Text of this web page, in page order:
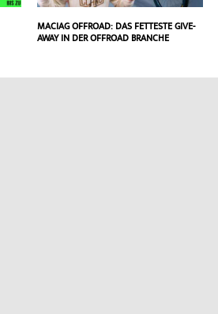
MACIAG OFFROAD: DAS FETTESTE GIVE-
AWAY IN DER OFFROAD BRANCHE